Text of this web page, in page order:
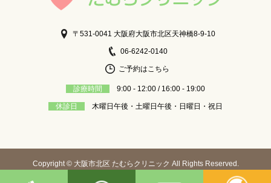
〒531-0041 大阪府大阪市北区天神橋8-9-10
06-6242-0140
ご予約はこちら
診療時間 9:00 - 12:00 / 16:00 - 19:00
休診日 木曜日午後・土曜日午後・日曜日・祝日
Copyright © 大阪市北区 たむらクリニック All Rights Reserved.